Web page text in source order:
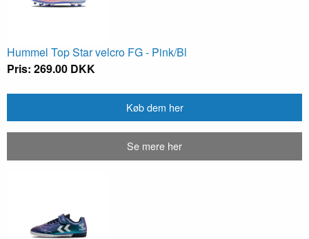
Hummel Top Star velcro FG - Pink/Bl
Pris: 269.00 DKK
Køb dem her
Se mere her